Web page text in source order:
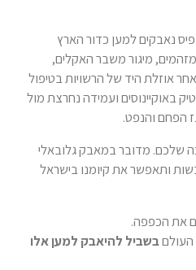
נאבקים למען כדור הארץ
מיגור משבר האקלים,
אוזלת היד של הרשויות בטיפול
באוקיינוסים ועמידה נחרצת מול
הפחם והנפט.
שלכם. מדובר במאבק גלובאלי
ותאפשר את קיומנו בישראל
את הכפפה.
העולםבשביל להיאבק למען אלו